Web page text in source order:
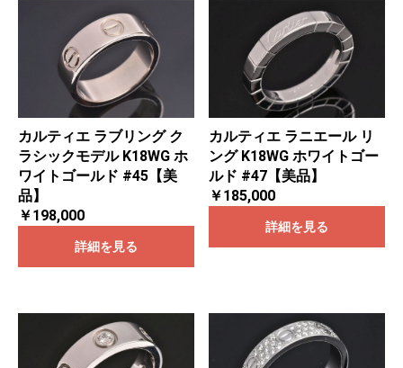
カルティエ ラブリング ク
ラシックモデル K18WG ホ
ワイトゴールド #45【美
品】
￥198,000
詳細を見る
カルティエ ラニエール リ
ング K18WG ホワイトゴー
ルド #47【美品】
￥185,000
詳細を見る